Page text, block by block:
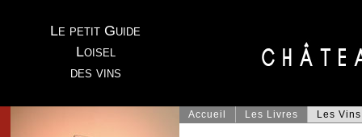
Le petit Guide
Loisel
des vins
Accueil Les Livres Les Vins